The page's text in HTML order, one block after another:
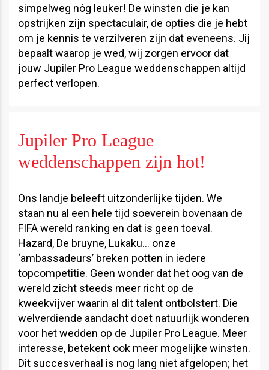
simpelweg nóg leuker! De winsten die je kan
opstrijken zijn spectaculair, de opties die je hebt
om je kennis te verzilveren zijn dat eveneens. Jij
bepaalt waarop je wed, wij zorgen ervoor dat
jouw Jupiler Pro League weddenschappen altijd
perfect verlopen.
Jupiler Pro League
weddenschappen zijn hot!
Ons landje beleeft uitzonderlijke tijden. We
staan nu al een hele tijd soeverein bovenaan de
FIFA wereld ranking en dat is geen toeval.
Hazard, De bruyne, Lukaku… onze
‘ambassadeurs’ breken potten in iedere
topcompetitie. Geen wonder dat het oog van de
wereld zicht steeds meer richt op de
kweekvijver waarin al dit talent ontbolstert. Die
welverdiende aandacht doet natuurlijk wonderen
voor het wedden op de Jupiler Pro League. Meer
interesse, betekent ook meer mogelijke winsten.
Dit succesverhaal is nog lang niet afgelopen; het